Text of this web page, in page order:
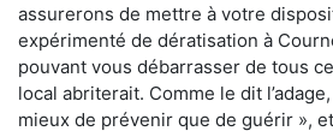
assurerons de mettre à votre
expérimenté de dératisation à
pouvant vous débarrasser de tous
local abriterait. Comme le dit
mieux de prévenir que de guérir »,